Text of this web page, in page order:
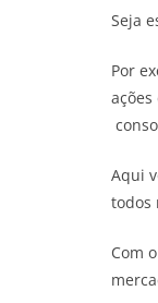
Seja
Por
Aqui
todos
Com